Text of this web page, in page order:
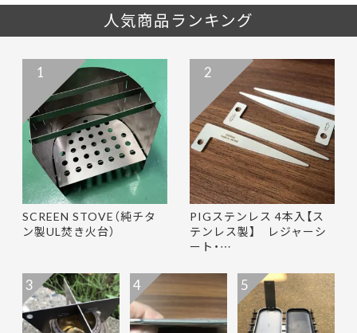
人気商品ランキング
SCREEN STOVE（純チタ
ン製UL焚き火台）
1
PIGステンレス 4本入【ス
テンレス製】 レジャーシ
ート・…
2
3 4 5